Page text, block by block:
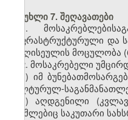
მუხლი 7. შეღავათები
1.
ინფრასტრუქტურული და
წიაღისეულის მოცულობა
2. მოსაკრებელი
ა) იმ
კულტურულ-
ბ) აღდგენილი
რომლებიც საკუთარი